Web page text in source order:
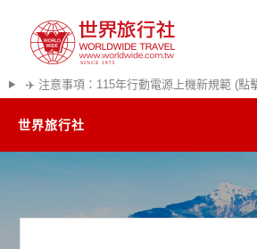
✈️ 注意事項：115年行動電源上機新規範 (點
世界旅行社
精彩越南
熱門韓國